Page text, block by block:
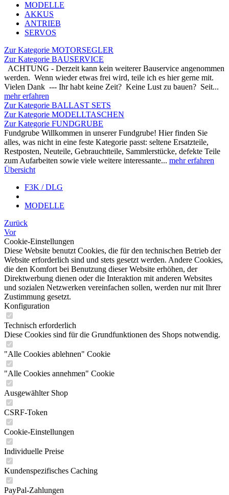
MODELLE
AKKUS
ANTRIEB
SERVOS
Zur Kategorie MOTORSEGLER
Zur Kategorie BAUSERVICE
ACHTUNG - Derzeit kann kein weiterer Bauservice angenommen
werden. Wenn wieder etwas frei wird, teile ich es hier gerne mit.
Vielen Dank --- Ihr habt keine Zeit? Keine Lust zu bauen? Seit...
mehr erfahren
Zur Kategorie BALLAST SETS
Zur Kategorie MODELLTASCHEN
Zur Kategorie FUNDGRUBE
Fundgrube Willkommen in unserer Fundgrube! Hier finden Sie
alles, was nicht in eine feste Kategorie passt: seltene Ersatzteile,
Restposten, Neuteile, Gebrauchtteile, Sammlerstücke, defekte Teile
zum Aufarbeiten sowie viele weitere interessante... mehr erfahren
Übersicht
F3K / DLG
MODELLE
Zurück
Vor
Cookie-Einstellungen
Diese Website benutzt Cookies, die für den technischen Betrieb der
Website erforderlich sind und stets gesetzt werden. Andere Cookies,
die den Komfort bei Benutzung dieser Website erhöhen, der
Direktwerbung dienen oder die Interaktion mit anderen Websites
und sozialen Netzwerken vereinfachen sollen, werden nur mit Ihrer
Zustimmung gesetzt.
Konfiguration
Technisch erforderlich
Diese Cookies sind für die Grundfunktionen des Shops notwendig.
"Alle Cookies ablehnen" Cookie
"Alle Cookies annehmen" Cookie
Ausgewählter Shop
CSRF-Token
Cookie-Einstellungen
Individuelle Preise
Kundenspezifisches Caching
PayPal-Zahlungen